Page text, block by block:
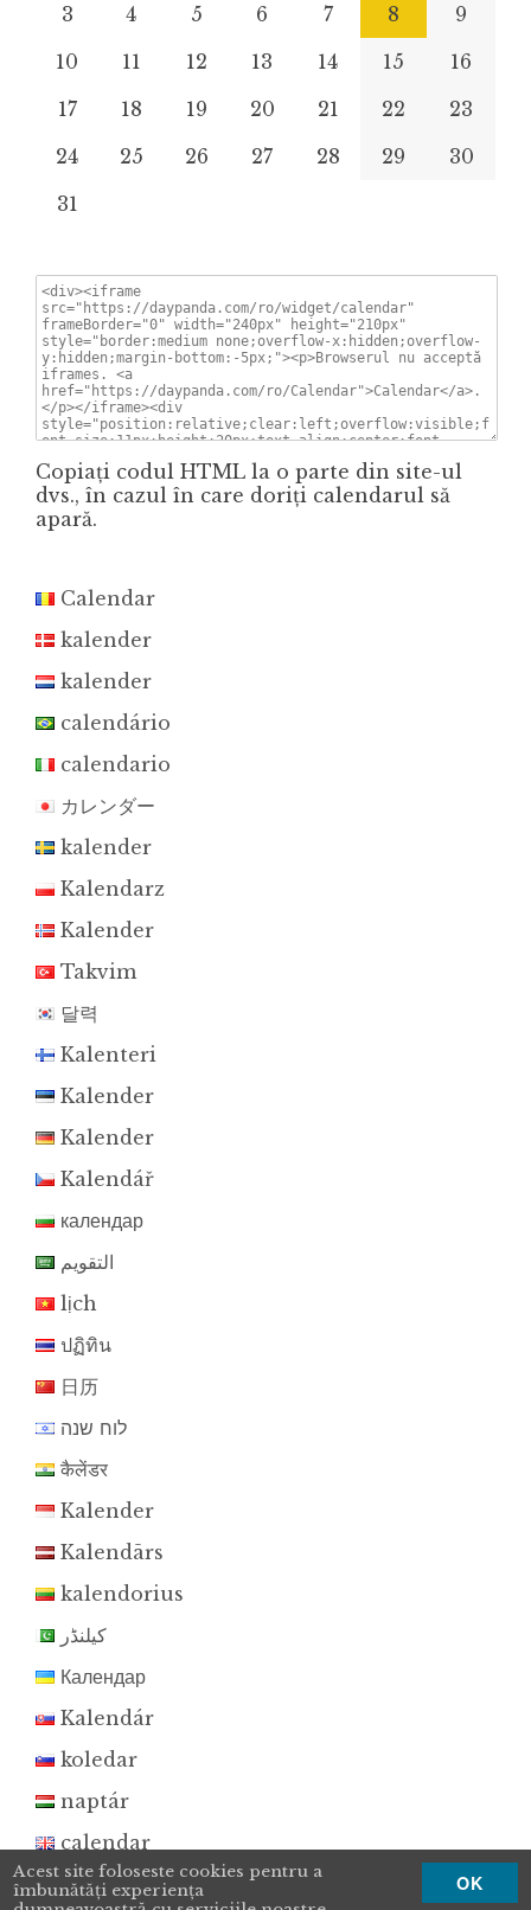
3
4 5 6 7 8
9
10
11 12 13 14 15
16
17
18 19 20 21 22
23
24
25 26 27 28 29
30
31
Copiaţi codul HTML la o parte din site-ul
dvs., în cazul în care doriţi calendarul să
apară.
Calendar
kalender
kalender
calendário
calendario
カレンダー
kalender
Kalendarz
Kalender
Takvim
달력
Kalenteri
Kalender
Kalender
Kalendář
календар
التقويم
lịch
ปฏิทิน
日历
לוח שנה
कैलेंडर
Kalender
Kalendārs
kalendorius
کیلنڈر
Календар
Kalendár
koledar
naptár
calendar
calendrier
Acest site foloseste cookies pentru a
îmbunătăţi experienţa
OK